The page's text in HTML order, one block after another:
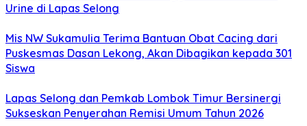
Urine di Lapas Selong
Mis NW Sukamulia Terima Bantuan Obat Cacing dari
Puskesmas Dasan Lekong, Akan Dibagikan kepada 301
Siswa
Lapas Selong dan Pemkab Lombok Timur Bersinergi
Sukseskan Penyerahan Remisi Umum Tahun 2026